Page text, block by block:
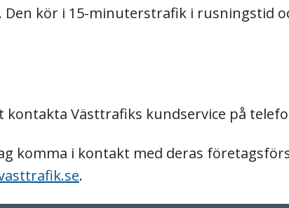
Den kör i 15-minuterstrafik i rusningstid
Västtrafiks kundservice på
komma i kontakt med deras
.